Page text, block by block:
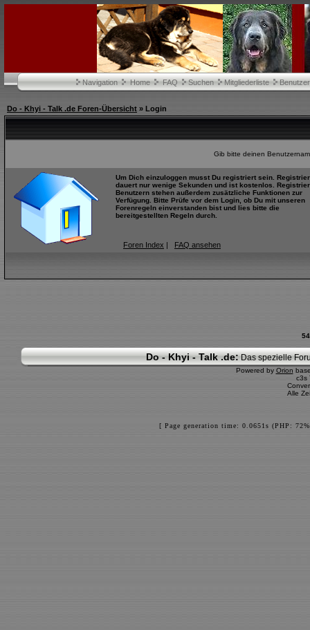
Navigation Home FAQ Suchen Mitgliederliste
Do - Khyi - Talk .de Foren-Übersicht » Login
Gib bitte deinen
Um Dich einzuloggen musst Du registriert sein.
dauert nur wenige Sekunden und ist kostenlos.
Benutzern stehen außerdem zusätzliche Funktionen zur
Verfügung. Bitte Prüfe vor dem Login, ob Du mit unseren
Forenregeln einverstanden bist und lies bitte die
bereitgestellten Regeln durch.
Foren Index | FAQ ansehen
Do - Khyi - Talk .de: Das spezielle
Powered by Orion
c3s
Alle
[ Page generation time: 0.0651s (PHP: